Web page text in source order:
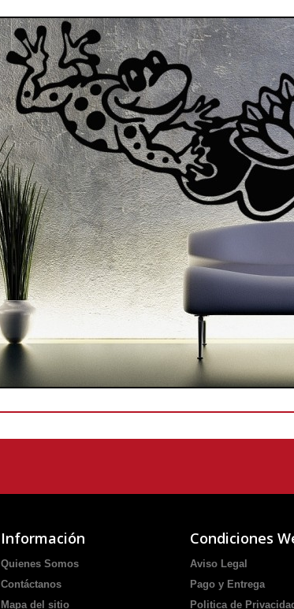
Información
Quienes Somos
Contáctanos
Mapa del sitio
Condiciones
Aviso Legal
Pago y Entrega
Politica de